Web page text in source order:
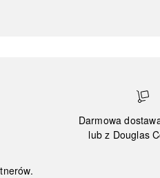
Darmowa
lub z Douglas